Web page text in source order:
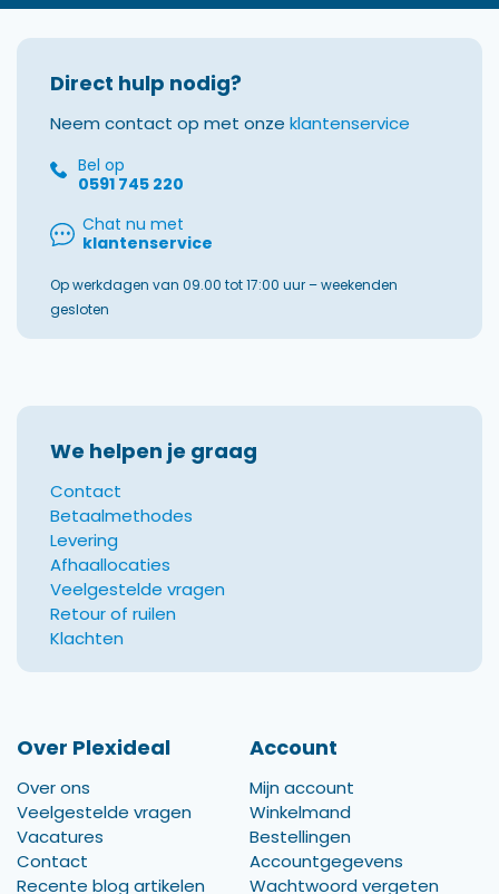
Direct hulp nodig?
Neem contact op met onze klantenservice
Bel op
0591 745 220
Chat nu met
klantenservice
Op werkdagen van 09.00 tot 17:00 uur – weekenden
gesloten
We helpen je graag
Contact
Betaalmethodes
Levering
Afhaallocaties
Veelgestelde vragen
Retour of ruilen
Klachten
Over Plexideal
Over ons
Veelgestelde vragen
Vacatures
Contact
Recente blog artikelen
Account
Mijn account
Winkelmand
Bestellingen
Accountgegevens
Wachtwoord vergeten